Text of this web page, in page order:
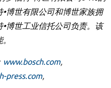
•博世有限公司和博世家族拥
•博世工业信托公司负责。该
www.bosch.com,
press.com,